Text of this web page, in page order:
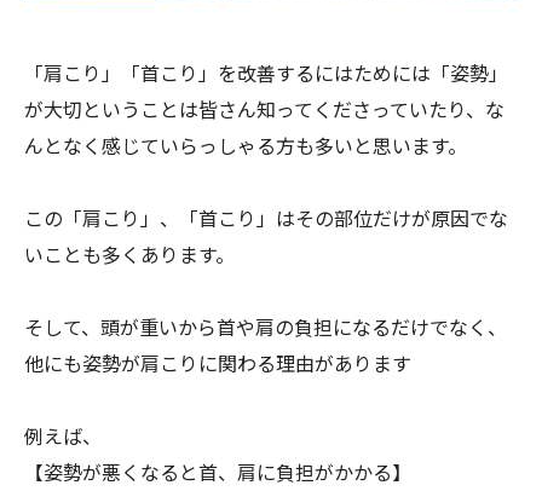
「肩こり」「首こり」を改善するにはためには「姿勢」
が大切ということは皆さん知ってくださっていたり、 な
んとなく感じていらっしゃる方も多いと思います。
この「肩こり」、「首こり」 はその部位だけが原因でな
いことも多くあります。
そして、頭が重いから首や肩の負担になるだけでなく、
他にも姿勢が肩こりに関わる理由があります
例えば、
【姿勢が悪くなると首、肩に負担がかかる】